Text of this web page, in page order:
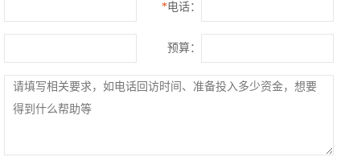
*电话：
预算：